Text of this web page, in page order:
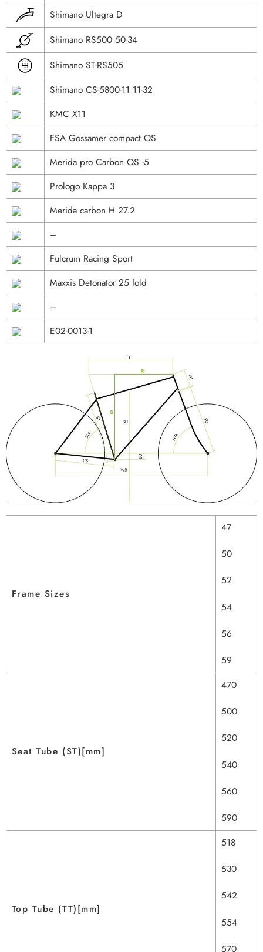
Shimano Ultegra D
Shimano RS500 50-34
Shimano ST-RS505
Shimano CS-5800-11 11-32
KMC X11
FSA Gossamer compact OS
Merida pro Carbon OS -5
Prologo Kappa 3
Merida carbon H 27.2
–
Fulcrum Racing Sport
Maxxis Detonator 25 fold
–
E02-0013-1
Frame Sizes
47
50
52
54
56
59
Seat Tube (ST)[mm]
470
500
520
540
560
590
Top Tube (TT)[mm]
518
530
542
554
570